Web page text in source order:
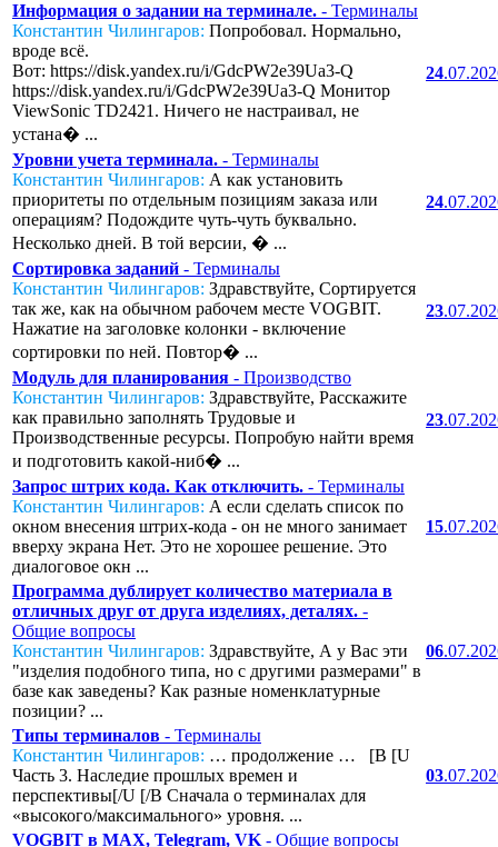
Информация о задании на терминале. - Терминалы
Константин Чилингаров: Попробовал. Нормально,
вроде всё.
Вот: https://disk.yandex.ru/i/GdcPW2e39Ua3-Q
https://disk.yandex.ru/i/GdcPW2e39Ua3-Q Монитор
ViewSonic TD2421. Ничего не настраивал, не
устана� ...
24
Уровни учета терминала. - Терминалы
Константин Чилингаров: А как установить
приоритеты по отдельным позициям заказа или
операциям? Подождите чуть-чуть буквально.
Несколько дней. В той версии, � ...
24
Сортировка заданий - Терминалы
Константин Чилингаров: Здравствуйте, Сортируется
так же, как на обычном рабочем месте VOGBIT.
Нажатие на заголовке колонки - включение
сортировки по ней. Повтор� ...
23
Модуль для планирования - Производство
Константин Чилингаров: Здравствуйте, Расскажите
как правильно заполнять Трудовые и
Производственные ресурсы. Попробую найти время
и подготовить какой-ниб� ...
23
Запрос штрих кода. Как отключить. - Терминалы
Константин Чилингаров: А если сделать список по
окном внесения штрих-кода - он не много занимает
вверху экрана Нет. Это не хорошее решение. Это
диалоговое окн ...
15
Программа дублирует количество материала в
отличных друг от друга изделиях, деталях. -
Общие вопросы
Константин Чилингаров: Здравствуйте, А у Вас эти
"изделия подобного типа, но с другими размерами" в
базе как заведены? Как разные номенклатурные
позиции? ...
06
Типы терминалов - Терминалы
Константин Чилингаров: … продолжение … [B [U
Часть 3. Наследие прошлых времен и
перспективы[/U [/B Сначала о терминалах для
«высокого/максимального» уровня. ...
03
VOGBIT в MAX, Telegram, VK - Общие вопросы